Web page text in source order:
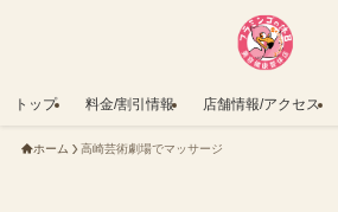
トップ 料金/割引情報 店舗情報/アクセス
ホーム 高崎芸術劇場でマッサージ